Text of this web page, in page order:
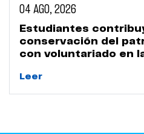
04 AGO, 2026
Estudiantes
conservación del
con voluntariado en
Leer